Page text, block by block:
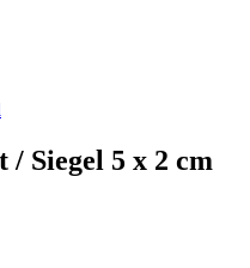
Siegel 5 x 2 cm